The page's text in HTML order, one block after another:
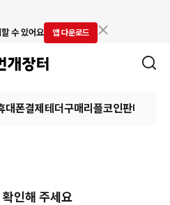
수 있어요 앱 다운로드
인해 주세요